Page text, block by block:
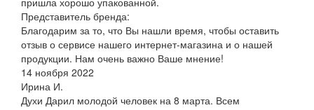
Представитель бренда:
Благодарим за то, что Вы нашли время, чтобы оставить
отзыв о сервисе нашего интернет-магазина и о нашей
продукции. Нам очень важно Ваше мнение!
14 ноября 2022
Ирина И.
Духи Дарил молодой человек на 8 марта. Всем